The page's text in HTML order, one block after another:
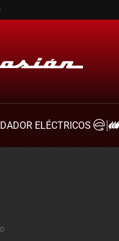
ELÉCTRICOS